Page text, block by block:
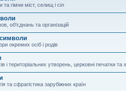
гімни міст, селищ і сіл
об'єднань та організацій
окремих осіб і родів
і територіальних утворень, церковні печатки та
та сфрагістика зарубіжних країн